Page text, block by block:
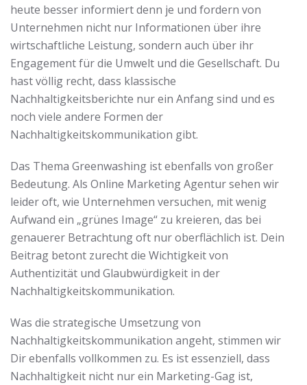
heute besser informiert denn je und fordern von
Unternehmen nicht nur Informationen über ihre
wirtschaftliche Leistung, sondern auch über ihr
Engagement für die Umwelt und die Gesellschaft. Du
hast völlig recht, dass klassische
Nachhaltigkeitsberichte nur ein Anfang sind und es
noch viele andere Formen der
Nachhaltigkeitskommunikation gibt.
Das Thema Greenwashing ist ebenfalls von großer
Bedeutung. Als Online Marketing Agentur sehen wir
leider oft, wie Unternehmen versuchen, mit wenig
Aufwand ein „grünes Image“ zu kreieren, das bei
genauerer Betrachtung oft nur oberflächlich ist. Dein
Beitrag betont zurecht die Wichtigkeit von
Authentizität und Glaubwürdigkeit in der
Nachhaltigkeitskommunikation.
Was die strategische Umsetzung von
Nachhaltigkeitskommunikation angeht, stimmen wir
Dir ebenfalls vollkommen zu. Es ist essenziell, dass
Nachhaltigkeit nicht nur ein Marketing-Gag ist,